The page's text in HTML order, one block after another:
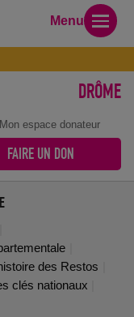
DRÔME
Mon espace donateur
FAIRE UN DON
Menu
des Restos
clés nationaux